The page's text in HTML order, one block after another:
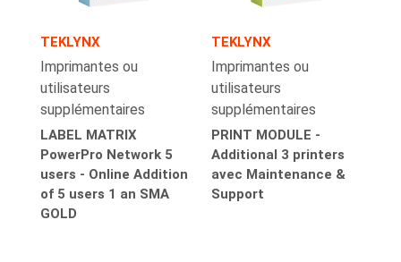
TEKLYNX
Imprimantes ou
utilisateurs
supplémentaires
LABEL MATRIX
PowerPro Network 5
users - Online Addition
of 5 users 1 an SMA
GOLD
TEKLYNX
Imprimantes ou
utilisateurs
supplémentaires
PRINT MODULE -
Additional 3 printers
avec Maintenance &
Support